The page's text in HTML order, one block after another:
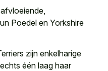
Poedel en Yorkshire
zijn enkelharige
één laag haar